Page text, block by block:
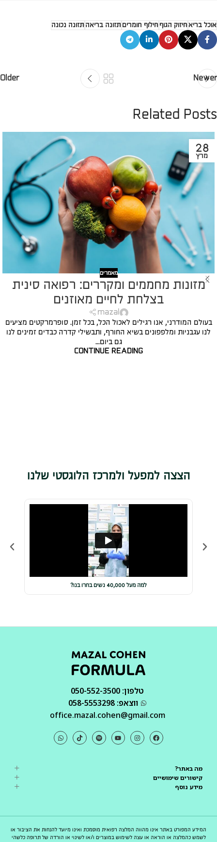
אוכל בריאחיזוק הגוףחילוף חומריםתזונה בריאהתזונה נכונה
Newer
Older
Related Posts
28
מרץ
מאמרים
מזונות מחממים ומקררים: רפואה סינית
בצלחת לחיים מאוזנים
mazal
בעולם המודרני, אנו רגילים לאכול הכל, בכל זמן. סופרמרקטים מציעים
לנו עגבניות ומלפפונים בשיא החורף, ותבשילי קדרה כבדים זמינים לנו
גם ביום...
CONTINUE READING
הצצה למפעל ולמרכז הלוגסטי שלנו
למה מעל 40,000 נשים בחרו בנו?
טלפון: 050-552-3500
ווצאפ: 058-5553298
office.mazal.cohen@gmail.com
מה באתר?
קישורים שימושיים
מידע נוסף
המידע המפורט באתר אינו מהווה המלצה רפואית מוסמכת ואינו מיועד להנחות את הציבור או
לשמש כהמלצה או הוראה או עצה לשימוש במוצרים ו/או לשינוי או הורדה של תרופה כלשהי